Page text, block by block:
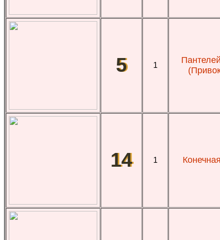
5 1
14 1